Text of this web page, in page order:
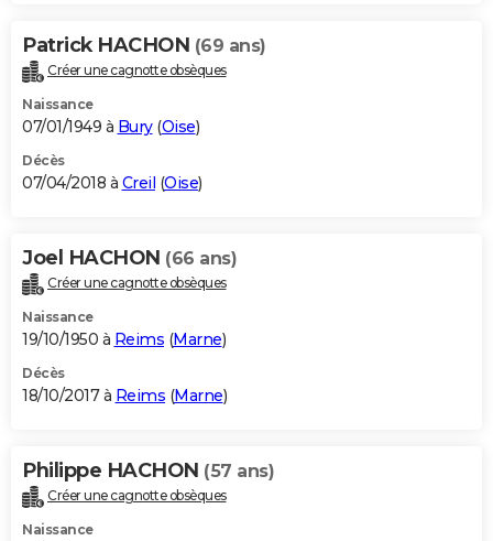
Patrick HACHON (69 ans)
Créer une cagnotte obsèques
Naissance
07/01/1949 à Bury(Oise)
Décès
07/04/2018 à Creil (Oise)
Joel HACHON (66 ans)
Créer une cagnotte obsèques
Naissance
19/10/1950 à Reims (Marne)
Décès
18/10/2017 à Reims (Marne)
Philippe HACHON (57 ans)
Créer une cagnotte obsèques
Naissance